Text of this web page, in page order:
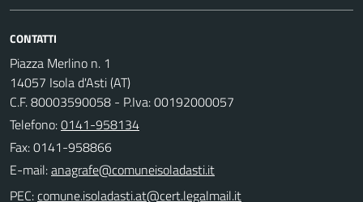
CONTATTI
Piazza Merlino n. 1
14057 Isola d'Asti (AT)
C.F. 80003590058 - P.Iva: 00192000057
Telefono:0141-958134
Fax: 0141-958866
E-mail:
PEC: